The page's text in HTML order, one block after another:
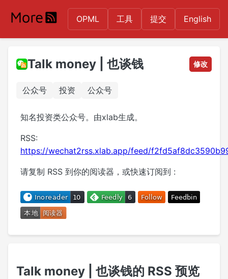
OPML 工具 提交 English
Talk money | 也谈钱 修改
公众号 投资 公众号
知名投资类公众号。由xlab生成。
RSS:
https://wechat2rss.xlab.app/feed/
请复制 RSS 到你的阅读器，或快速订阅到 :
Talk money | 也谈钱的 RSS 预览